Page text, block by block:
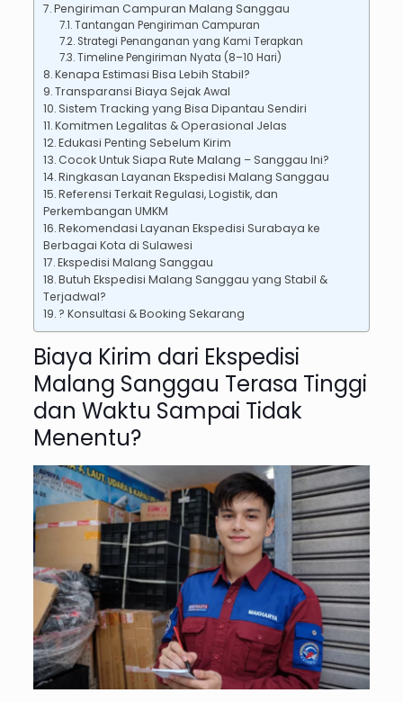
Pengiriman Campuran Malang Sanggau
Tantangan Pengiriman Campuran
Strategi Penanganan yang Kami Terapkan
Timeline Pengiriman Nyata (8–10 Hari)
Kenapa Estimasi Bisa Lebih Stabil?
Transparansi Biaya Sejak Awal
Sistem Tracking yang Bisa Dipantau Sendiri
Komitmen Legalitas & Operasional Jelas
Edukasi Penting Sebelum Kirim
Cocok Untuk Siapa Rute Malang – Sanggau Ini?
Ringkasan Layanan Ekspedisi Malang Sanggau
Referensi Terkait Regulasi, Logistik, dan
Perkembangan UMKM
Rekomendasi Layanan Ekspedisi Surabaya ke
Berbagai Kota di Sulawesi
Ekspedisi Malang Sanggau
Butuh Ekspedisi Malang Sanggau yang Stabil &
Terjadwal?
? Konsultasi & Booking Sekarang
Biaya Kirim dari Ekspedisi
Malang Sanggau Terasa Tinggi
dan Waktu Sampai Tidak
Menentu?